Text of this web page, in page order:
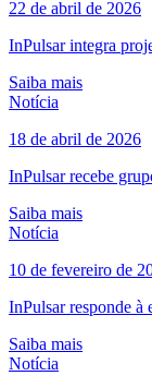
22 de abril de 2026
InPulsar integra
Saiba mais
Notícia
18 de abril de 2026
InPulsar recebe
Saiba mais
Notícia
10 de fevereiro de
InPulsar responde à
Saiba mais
Notícia